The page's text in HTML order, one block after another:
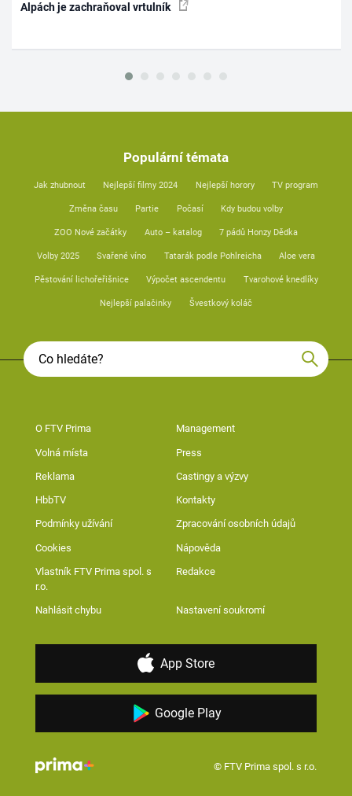
Alpách je zachraňoval vrtulník
Populární témata
Jak zhubnout Nejlepší filmy 2024 Nejlepší horory TV program
Změna času Partie Počasí Kdy budou volby
ZOO Nové začátky Auto – katalog 7 pádů Honzy Dědka
Volby 2025 Svařené víno Tatarák podle Pohlreicha Aloe vera
Pěstování lichořeřišnice Výpočet ascendentu Tvarohové knedlíky
Nejlepší palačinky Švestkový koláč
O FTV Prima Management
Volná místa Press
Reklama Castingy a výzvy
HbbTV Kontakty
Podmínky užívání Zpracování osobních údajů
Cookies Nápověda
Vlastník FTV Prima spol. s
r.o.
Redakce
Nahlásit chybu Nastavení soukromí
App Store
Google Play
© FTV Prima spol. s r.o.